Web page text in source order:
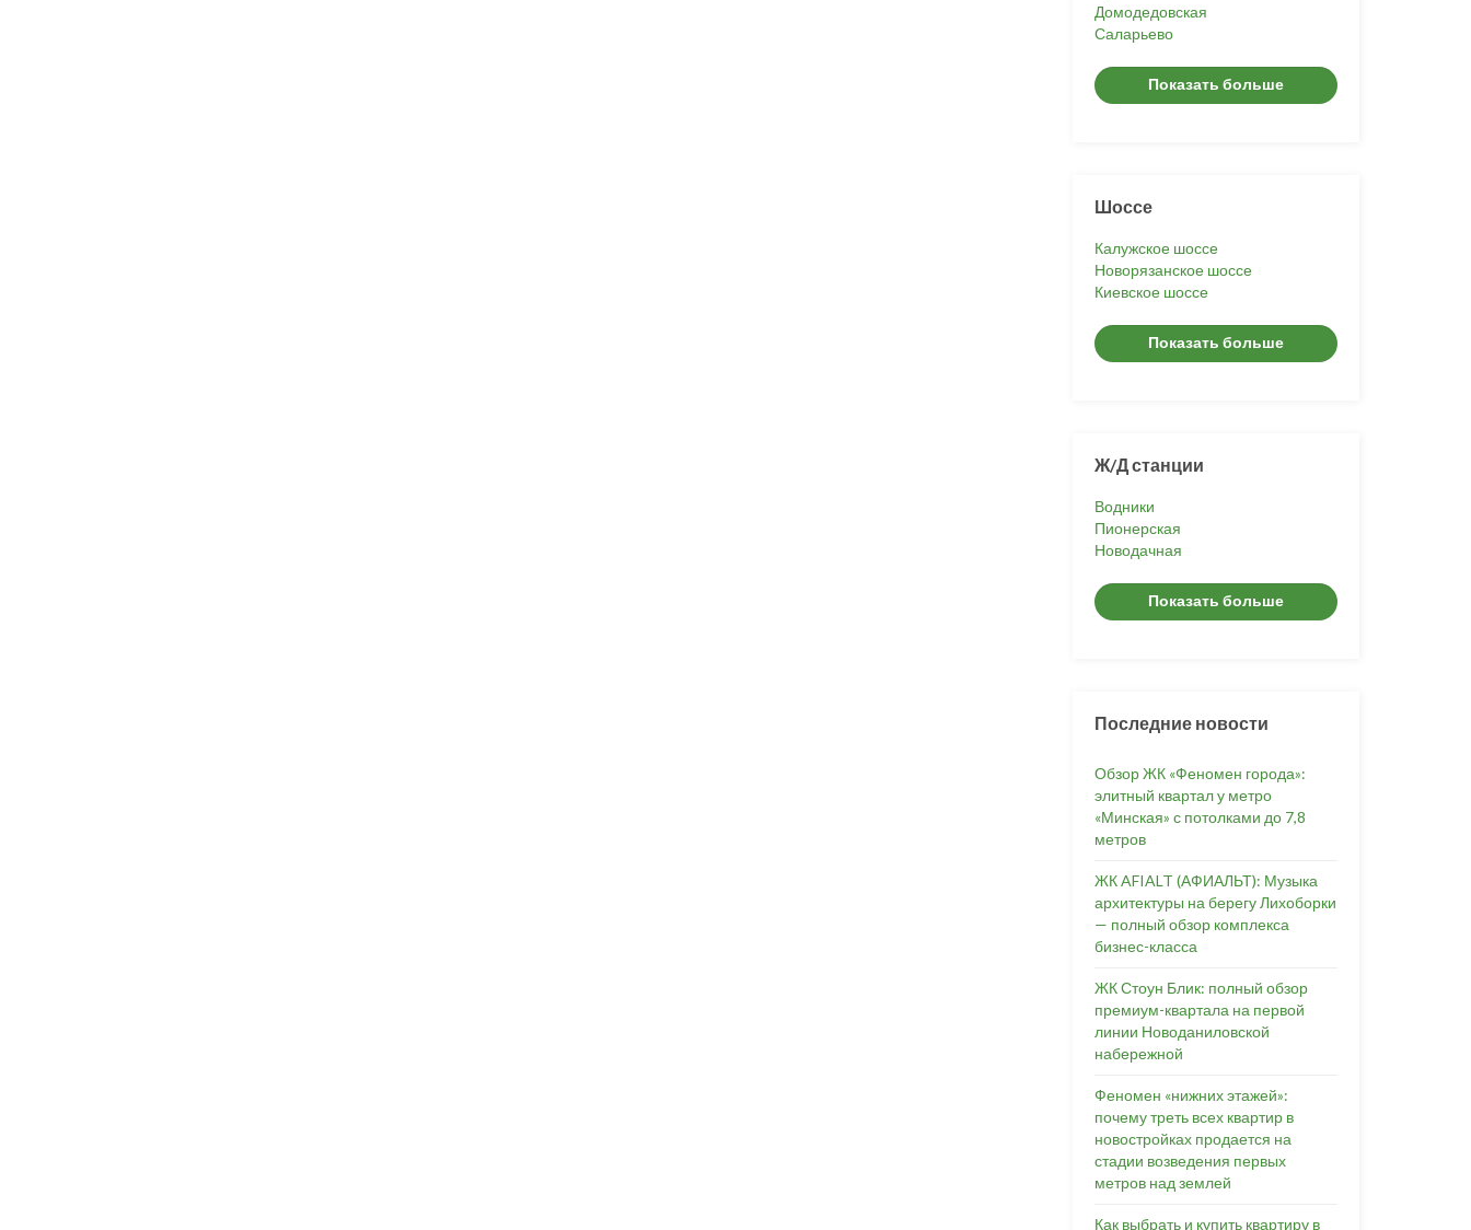
Домодедовская
Саларьево
Показать больше
Шоссе
Калужское шоссе
Новорязанское шоссе
Киевское шоссе
Показать больше
Ж/Д станции
Водники
Пионерская
Новодачная
Показать больше
Последние новости
Обзор ЖК «Феномен города»:
элитный квартал у метро
«Минская» с потолками до 7,8
метров
ЖК AFIALT (АФИАЛЬТ): Музыка
архитектуры на берегу Лихоборки
— полный обзор комплекса
бизнес-класса
ЖК Стоун Блик: полный обзор
премиум-квартала на первой
линии Новоданиловской
набережной
Феномен «нижних этажей»:
почему треть всех квартир в
новостройках продается на
стадии возведения первых
метров над землей
Как выбрать и купить квартиру в